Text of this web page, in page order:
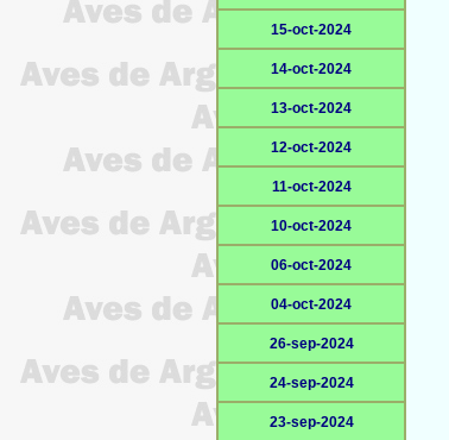
15-oct-2024
14-oct-2024
13-oct-2024
12-oct-2024
11-oct-2024
10-oct-2024
06-oct-2024
04-oct-2024
26-sep-2024
24-sep-2024
23-sep-2024